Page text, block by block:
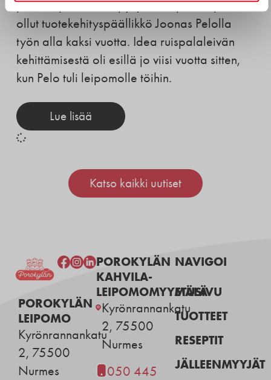
pitkään pehmeänä pysyvä ruispalaleipä on
ollut tuotekehityspäällikkö Joonas Pelolla
työn alla kaksi vuotta. Idea ruispalaleivän
kehittämisestä oli esillä jo viisi vuotta sitten,
kun Pelo tuli leipomolle töihin.
Lue lisää
Katso kaikki uutiset
POROKYLÄN
LEIPOMO
Kyrönrannankatu
2, 75500
Nurmes
POROKYLÄN
KAHVILA-
LEIPOMOMYYMÄLÄ
Kyrönrannankatu
2, 75500
Nurmes
050 445
NAVIGOI
ETUSIVU
TUOTTEET
RESEPTIT
JÄLLEENMYYJÄT